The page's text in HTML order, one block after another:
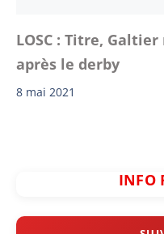
LOSC : Titre,
après le derby
8 mai 2021
INFO